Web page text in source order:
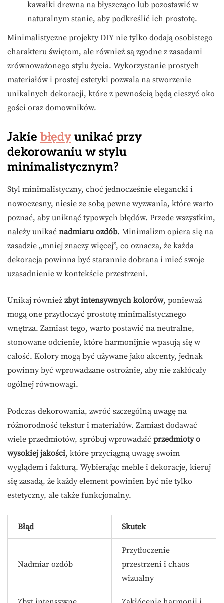
kawałki drewna na błyszcząco lub pozostawić w
naturalnym stanie, aby podkreślić ich prostotę.
Minimalistyczne projekty DIY nie tylko dodają osobistego
charakteru świętom, ale również są zgodne z zasadami
zrównoważonego stylu życia. Wykorzystanie prostych
materiałów i prostej estetyki pozwala na stworzenie
unikalnych dekoracji, które z pewnością będą cieszyć oko
gości oraz domowników.
Jakie błędy unikać przy
dekorowaniu w stylu
minimalistycznym?
Styl minimalistyczny, choć jednocześnie elegancki i
nowoczesny, niesie ze sobą pewne wyzwania, które warto
poznać, aby uniknąć typowych błędów. Przede wszystkim,
należy unikać nadmiaru ozdób. Minimalizm opiera się na
zasadzie „mniej znaczy więcej”, co oznacza, że każda
dekoracja powinna być starannie dobrana i mieć swoje
uzasadnienie w kontekście przestrzeni.
Unikaj również zbyt intensywnych kolorów, ponieważ
mogą one przytłoczyć prostotę minimalistycznego
wnętrza. Zamiast tego, warto postawić na neutralne,
stonowane odcienie, które harmonijnie wpasują się w
całość. Kolory mogą być używane jako akcenty, jednak
powinny być wprowadzane ostrożnie, aby nie zakłócały
ogólnej równowagi.
Podczas dekorowania, zwróć szczególną uwagę na
różnorodność tekstur i materiałów. Zamiast dodawać
wiele przedmiotów, spróbuj wprowadzić przedmioty o
wysokiej jakości, które przyciągną uwagę swoim
wyglądem i fakturą. Wybierając meble i dekoracje, kieruj
się zasadą, że każdy element powinien być nie tylko
estetyczny, ale także funkcjonalny.
Błąd Skutek
Nadmiar ozdób
Przytłoczenie
przestrzeni i chaos
wizualny